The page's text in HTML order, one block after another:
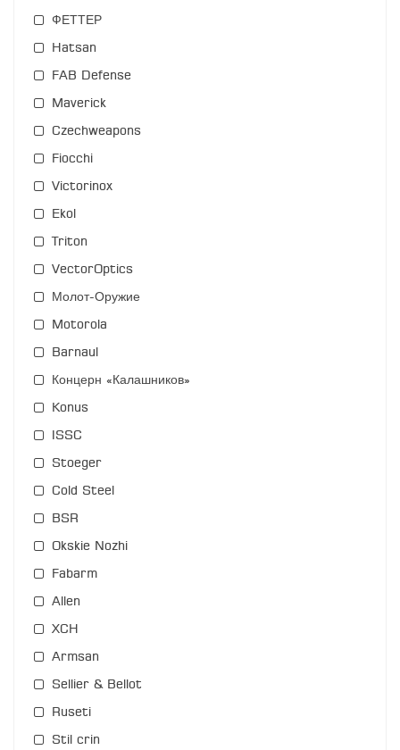
ФЕТТЕР
Hatsan
FAB Defense
Maverick
Czechweapons
Fiocchi
Victorinox
Ekol
Triton
VectorOptics
Молот-Оружие
Motorola
Barnaul
Концерн «Калашников»
Konus
ISSC
Stoeger
Cold Steel
BSR
Okskie Nozhi
Fabarm
Allen
XCH
Armsan
Sellier & Bellot
Ruseti
Stil crin